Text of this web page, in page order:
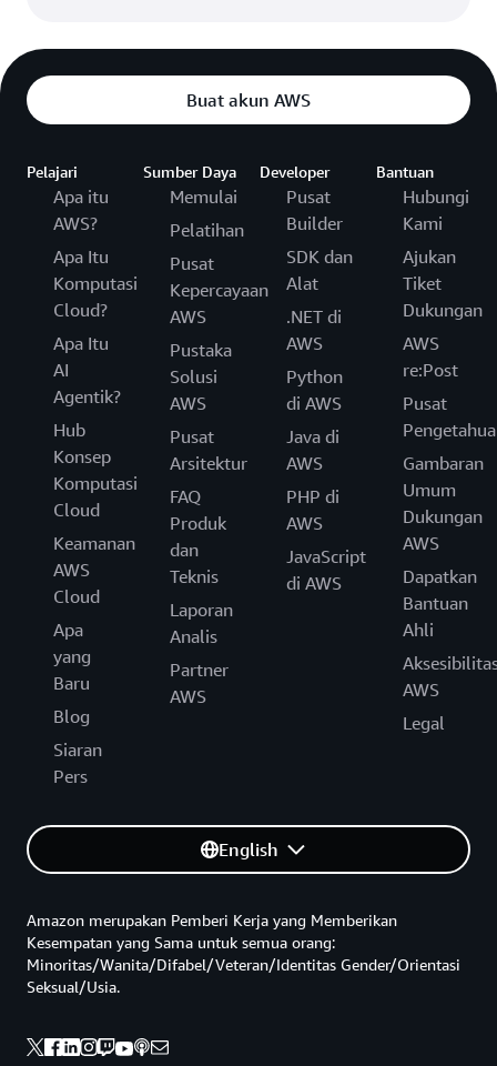
Buat akun AWS
Pelajari
Apa itu
AWS?
Apa Itu
Komputasi
Cloud?
Apa Itu
AI
Agentik?
Hub
Konsep
Komputasi
Cloud
Keamanan
AWS
Cloud
Apa
yang
Baru
Blog
Siaran
Pers
Sumber Daya
Memulai
Pelatihan
Pusat
Kepercayaan
AWS
Pustaka
Solusi
AWS
Pusat
Arsitektur
FAQ
Produk
dan
Teknis
Laporan
Analis
Partner
AWS
Developer
Pusat
Builder
SDK dan
Alat
.NET di
AWS
Python
di AWS
Java di
AWS
PHP di
AWS
JavaScript
di AWS
Bantuan
Hubungi
Kami
Ajukan
Tiket
Dukungan
AWS
re:Post
Pusat
Gambaran
Umum
Dukungan
AWS
Dapatkan
Bantuan
Ahli
AWS
Legal
English
Amazon merupakan Pemberi Kerja yang Memberikan
Kesempatan yang Sama untuk semua orang:
Minoritas/Wanita/Difabel/Veteran/Identitas Gender/Orientasi
Seksual/Usia.